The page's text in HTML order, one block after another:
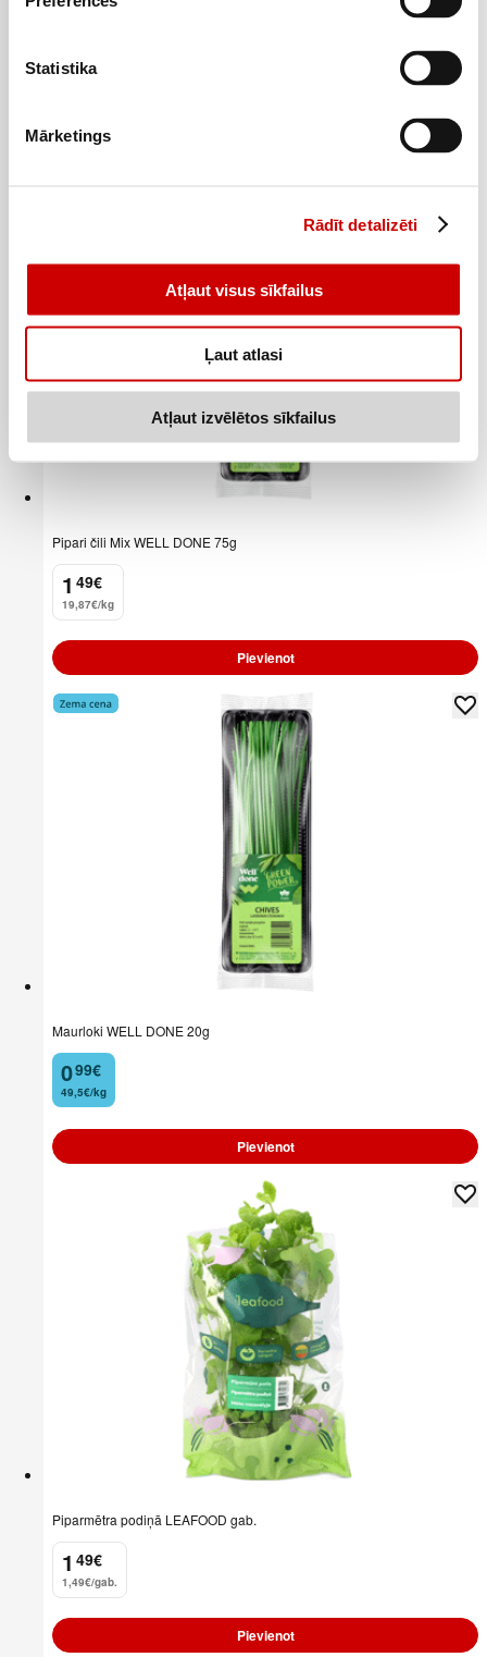
Statistika
Mārketings
Rādīt detalizēti
Atļaut visus sīkfailus
Ļaut atlasi
Atļaut izvēlētos sīkfailus
Pipari čili Mix WELL DONE 75g
1
. 49€
19,87€/kg
Pievienot
Maurloki WELL DONE 20g
0
. 99€
49,5€/kg
Pievienot
Piparmētra podiņā LEAFOOD gab.
1
. 49€
1,49€/gab.
Pievienot